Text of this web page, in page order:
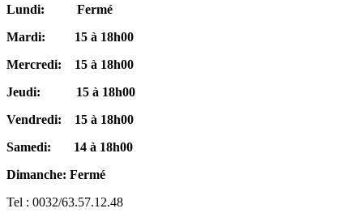
Lundi: Fermé
Mardi: 15 à 18h00
Mercredi: 15 à 18h00
Jeudi: 15 à 18h00
Vendredi: 15 à 18h00
Samedi: 14 à 18h00
Dimanche: Fermé
Tel : 0032/63.57.12.48